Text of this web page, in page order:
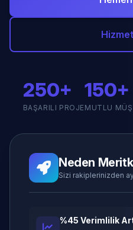
250+
BAŞARILI PROJE
150+
MUTLU
Neden
Sizi rakiplerinizden
%45 Verimlilik